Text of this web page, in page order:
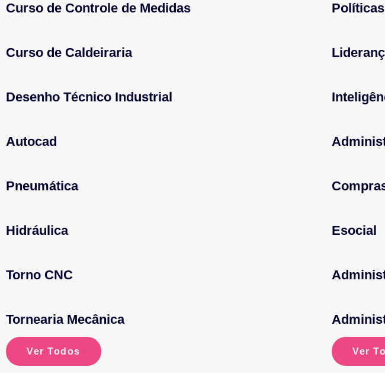
Curso de Controle de Medidas
Curso de Caldeiraria
Desenho Técnico Industrial
Autocad
Pneumática
Hidráulica
Torno CNC
Tornearia Mecânica
Ver Todos
Esocial
Ver